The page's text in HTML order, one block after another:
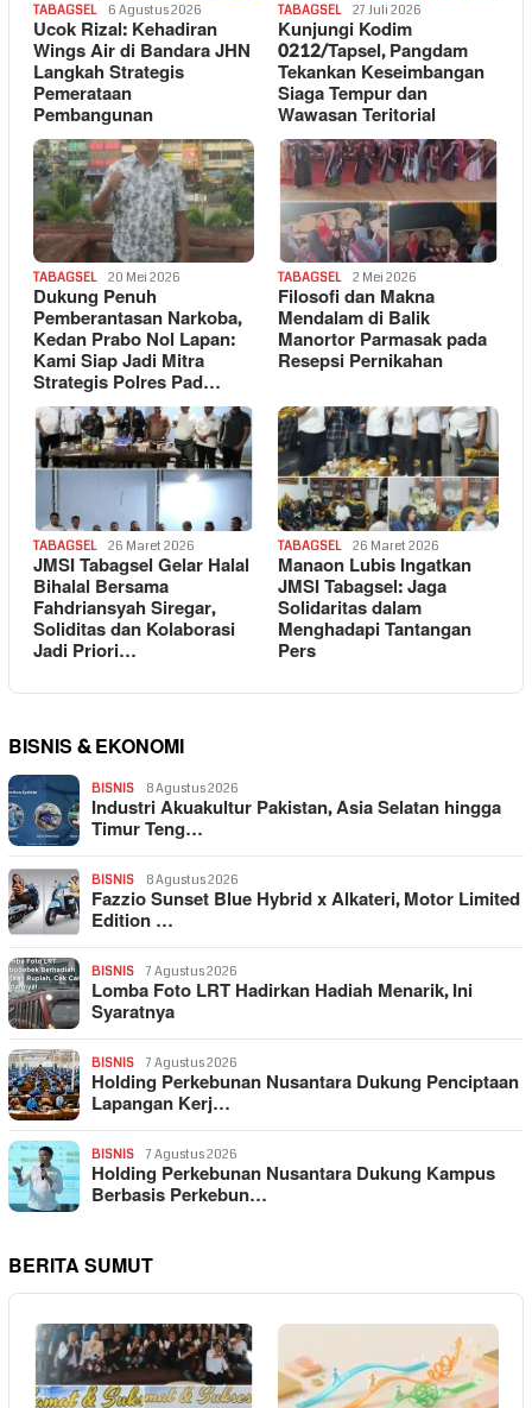
TABAGSEL 6 Agustus 2026
Ucok Rizal: Kehadiran
Wings Air di Bandara JHN
Langkah Strategis
Pemerataan
Pembangunan
TABAGSEL 27 Juli 2026
Kunjungi Kodim
0212/Tapsel, Pangdam
Tekankan Keseimbangan
Siaga Tempur dan
Wawasan Teritorial
TABAGSEL 20 Mei 2026
Dukung Penuh
Pemberantasan Narkoba,
Kedan Prabo Nol Lapan:
Kami Siap Jadi Mitra
Strategis Polres Pad…
TABAGSEL 2 Mei 2026
Filosofi dan Makna
Mendalam di Balik
Manortor Parmasak pada
Resepsi Pernikahan
TABAGSEL 26 Maret 2026
JMSI Tabagsel Gelar Halal
Bihalal Bersama
Fahdriansyah Siregar,
Soliditas dan Kolaborasi
Jadi Priori…
TABAGSEL 26 Maret 2026
Manaon Lubis Ingatkan
JMSI Tabagsel: Jaga
Solidaritas dalam
Menghadapi Tantangan
Pers
BISNIS & EKONOMI
BISNIS 8 Agustus 2026
Industri Akuakultur Pakistan, Asia Selatan hingga
Timur Teng…
BISNIS 8 Agustus 2026
Fazzio Sunset Blue Hybrid x Alkateri, Motor Limited
Edition …
BISNIS 7 Agustus 2026
Lomba Foto LRT Hadirkan Hadiah Menarik, Ini
Syaratnya
BISNIS 7 Agustus 2026
Holding Perkebunan Nusantara Dukung Penciptaan
Lapangan Kerj…
BISNIS 7 Agustus 2026
Holding Perkebunan Nusantara Dukung Kampus
Berbasis Perkebun…
BERITA SUMUT